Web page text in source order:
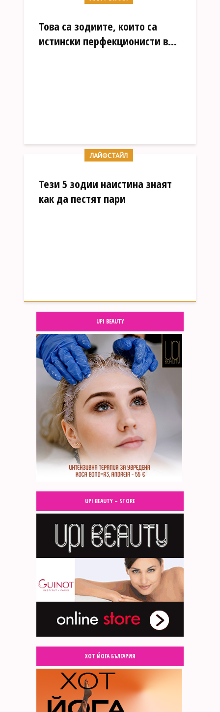
Това са зодиите, които са
истински перфекционисти в...
ЛАЙФСТАЙЛ
Тези 5 зодии наистина знаят
как да пестят пари
UPI BEAUTY
UPI BEAUTY – STORE
ХОТ ЙОГА БЪЛГАРИЯ